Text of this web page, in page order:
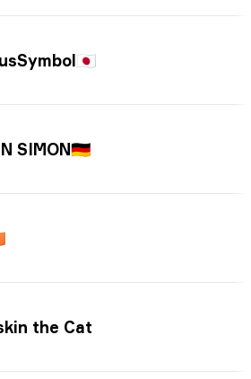
🇯🇵
SIMON🇩🇪
the Cat